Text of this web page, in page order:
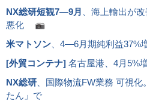
NX総研短観7―9月
、海上輸出が
悪化
米マトソン 、4―6月期純利益
[外貿コンテナ] 名古屋港、4月5%
NX総研 、国際物流FW業務 可視
たん」で